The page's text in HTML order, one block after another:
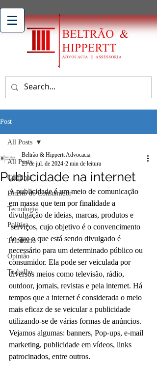
Post
All Posts
Criminal
Direito do Consumidor
Tecnologia
Política
Tributário
Opinião
Trabalho
All Posts
Publicidade na internet
Beltrão & Hippertt Advocacia
23 de jul. de 2024 2 min de leitura
A publicidade é um meio de comunicação
em massa que tem por finalidade a
divulgação de ideias, marcas, produtos e
serviços, cujo objetivo é o convencimento
de que o que está sendo divulgado é
necessário para um determinado público ou
consumidor. Ela pode ser veiculada por
diversos meios como televisão, rádio,
outdoor, jornais, revistas e pela internet. Há
tempos que a internet é considerada o meio
mais eficaz de se veicular a publicidade
utilizando-se de várias formas de anúncios.
Vejamos algumas: banners, Pop-ups, e-mail
marketing, publicidade em vídeos, links
patrocinados, entre outros.